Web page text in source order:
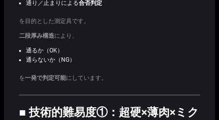
通り／止まりによる合否判定
を目的とした測定具です。
二段厚み構造により、
通るか（OK）
通らないか（NG）
を一発で判定可能にしています。
■ 技術的難易度①：超硬×薄肉×ミク